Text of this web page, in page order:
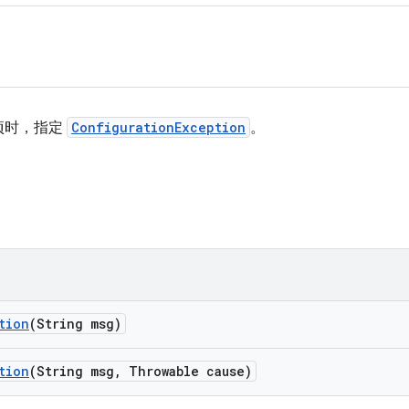
，指定 ConfigurationException 。
(String msg)
(String msg , Throwable cause)